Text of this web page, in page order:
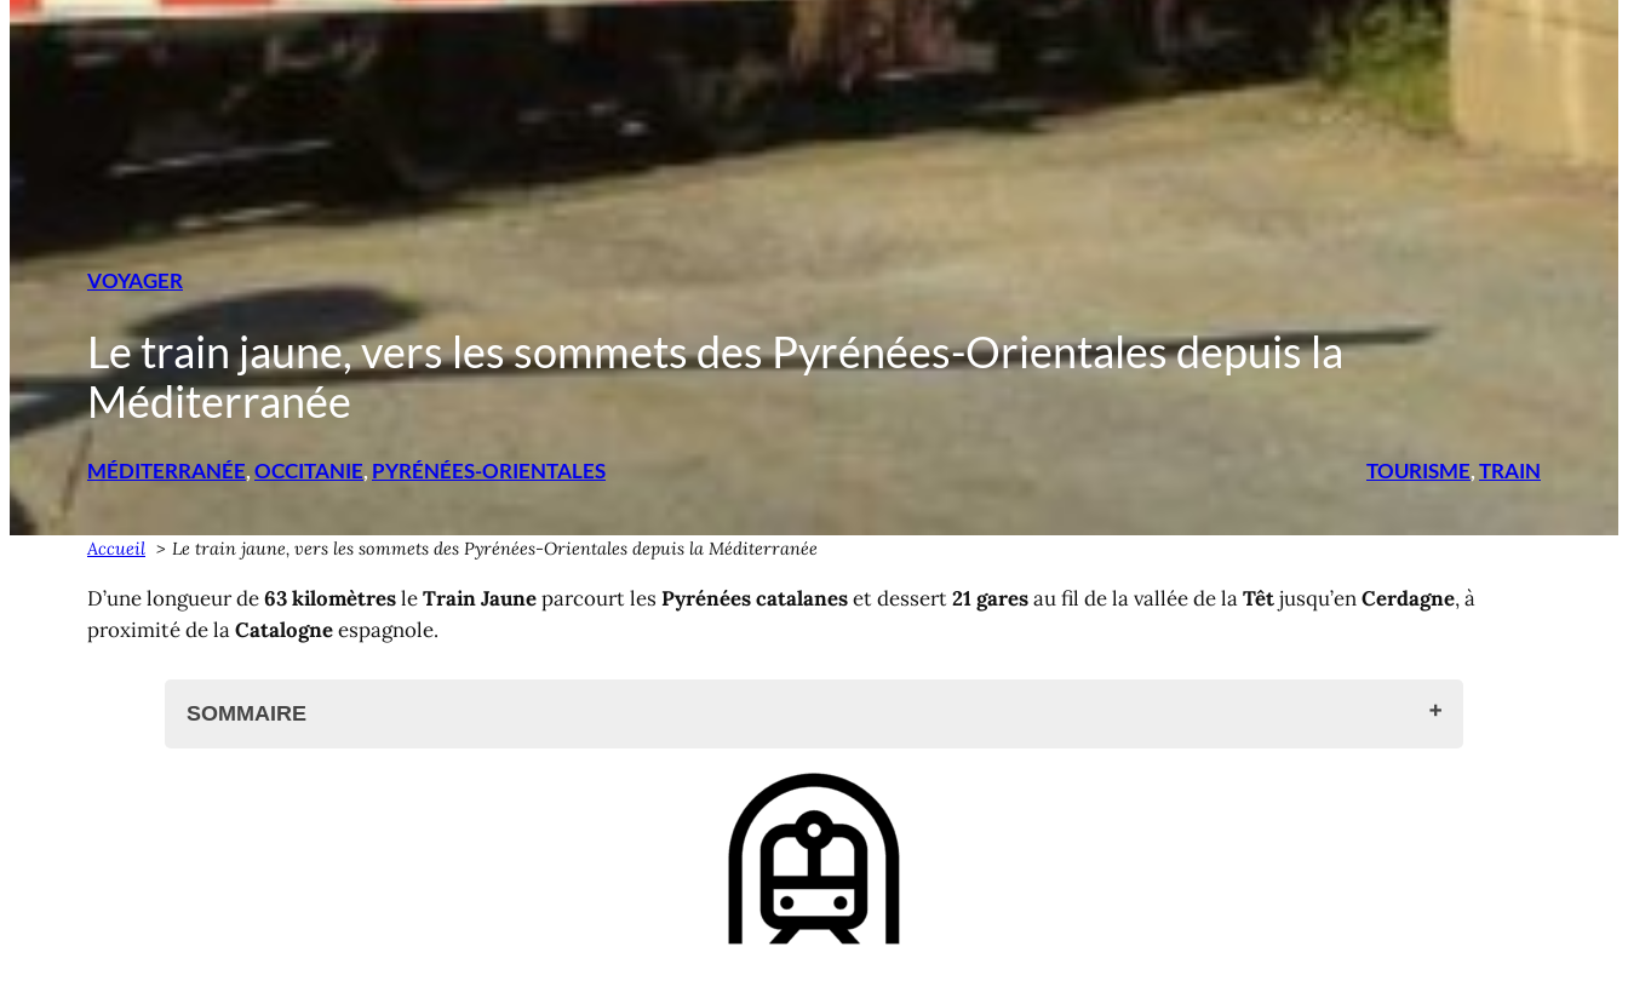
VOYAGER
Le train jaune, vers les sommets des Pyrénées-Orientales depuis la
Méditerranée
MÉDITERRANÉE, OCCITANIE, PYRÉNÉES-ORIENTALES TOURISME, TRAIN
Accueil Le train jaune, vers les sommets des Pyrénées-Orientales depuis la Méditerranée
D’une longueur de63 kilomètresleTrain Jauneparcourt les Pyrénées catalaneset dessert21 garesau fil de la vallée de laTêtjusqu’enCerdagne, à
proximité de laCatalogneespagnole.
SOMMAIRE